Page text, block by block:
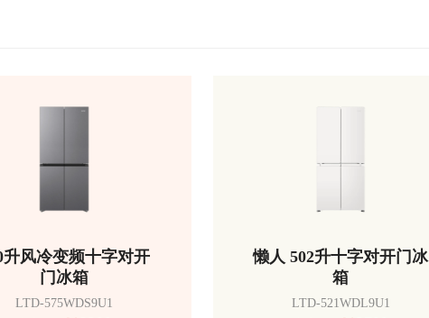
升风冷变频十字对开
门冰箱
LTD-575WDS9U1
懒人 502升十字对开门冰
箱
LTD-521WDL9U1